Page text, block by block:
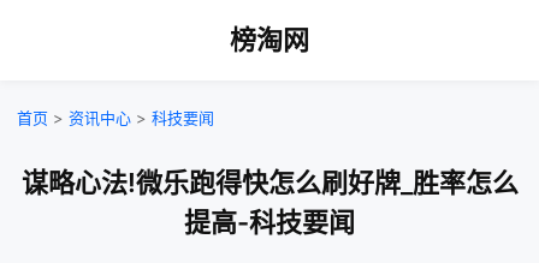
榜淘网
首页 > 资讯中心 > 科技要闻
谋略心法!微乐跑得快怎么刷好牌_胜率怎么
提高-科技要闻